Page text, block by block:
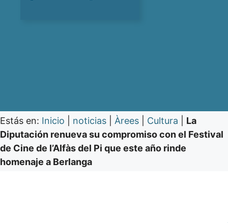
Estás en: Inicio noticias Àrees Cultura
La
Diputación renueva su compromiso con el Festival
de Cine de l’Alfàs del Pi que este año rinde
homenaje a Berlanga